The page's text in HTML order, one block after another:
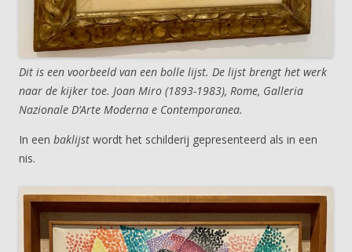
Dit is een voorbeeld van een bolle lijst. De lijst brengt het werk
naar de kijker toe. Joan Miro (1893-1983), Rome, Galleria
Nazionale D’Arte Moderna e Contemporanea.
In een baklijst wordt het schilderij gepresenteerd als in een
nis.